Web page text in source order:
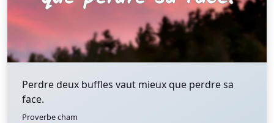
Perdre deux buffles vaut mieux que perdre sa
face.
Proverbe cham